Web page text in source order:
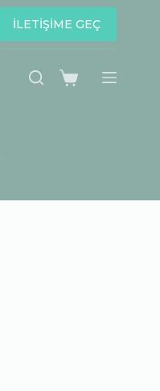
İLETİŞİME GEÇ
Shopping